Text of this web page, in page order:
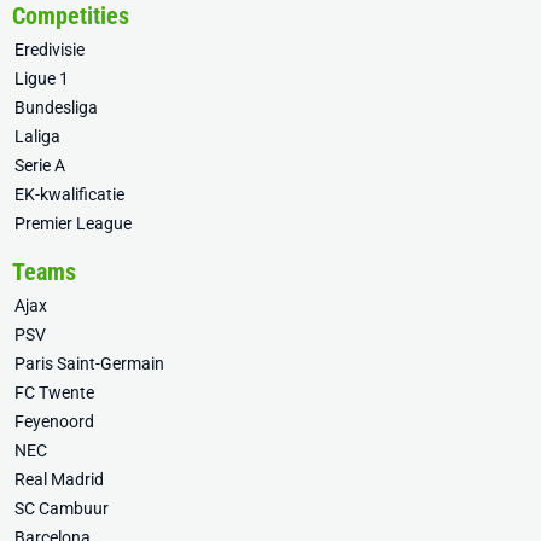
Competities
Eredivisie
Ligue 1
Bundesliga
Laliga
Serie A
EK-kwalificatie
Premier League
Teams
Ajax
PSV
Paris Saint-Germain
FC Twente
Feyenoord
NEC
Real Madrid
SC Cambuur